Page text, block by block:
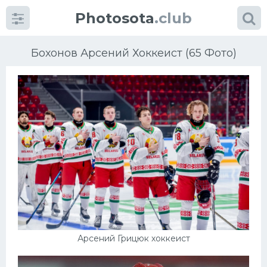
Photosota.club
Бохонов Арсений Хоккеист (65 Фото)
Арсений Грицюк хоккеист
КатегорииФото
Еще картинки...
Футбол
Баскетбол